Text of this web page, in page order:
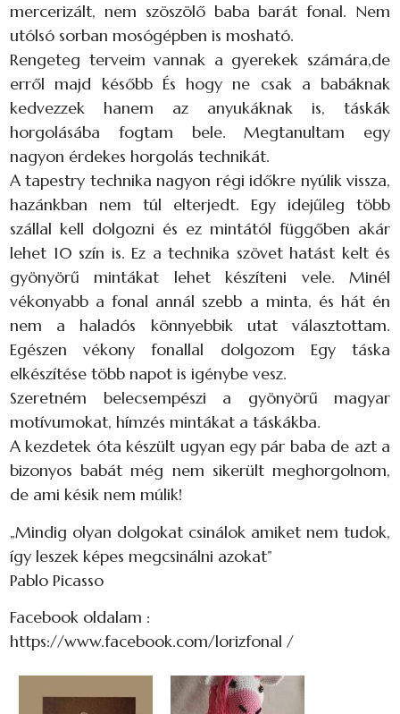
mercerizált, nem szöszölő baba barát fonal. Nem
utólsó sorban mosógépben is mosható.
Rengeteg terveim vannak a gyerekek számára,de
erről majd később És hogy ne csak a babáknak
kedvezzek hanem az anyukáknak is, táskák
horgolásába fogtam bele. Megtanultam egy
nagyon érdekes horgolás technikát.
A tapestry technika nagyon régi időkre nyúlik vissza,
hazánkban nem túl elterjedt. Egy idejűleg több
szállal kell dolgozni és ez mintától függőben akár
lehet 10 szín is. Ez a technika szövet hatást kelt és
gyönyörű mintákat lehet készíteni vele. Minél
vékonyabb a fonal annál szebb a minta, és hát én
nem a haladós könnyebbik utat választottam.
Egészen vékony fonallal dolgozom Egy táska
elkészítése több napot is igénybe vesz.
Szeretném belecsempészi a gyönyörű magyar
motívumokat, hímzés mintákat a táskákba.
A kezdetek óta készült ugyan egy pár baba de azt a
bizonyos babát még nem sikerült meghorgolnom,
de ami késik nem múlik!
„Mindig olyan dolgokat csinálok amiket nem tudok,
így leszek képes megcsinálni azokat”
Pablo Picasso
Facebook oldalam :
https://www.facebook.com/lorizfonal /